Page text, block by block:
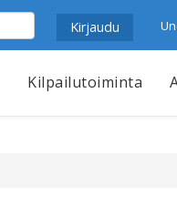
Kilpailutoiminta